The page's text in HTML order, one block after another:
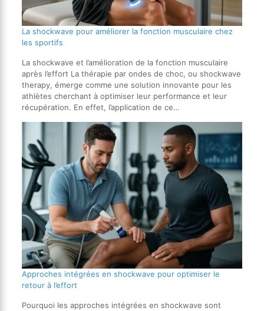
La shockwave pour améliorer la fonction musculaire chez
les sportifs
La shockwave et l’amélioration de la fonction musculaire
après l’effort La thérapie par ondes de choc, ou shockwave
therapy, émerge comme une solution innovante pour les
athlètes cherchant à optimiser leur performance et leur
récupération. En effet, l’application de ce…
Approches intégrées en shockwave pour optimiser le
retour à l’effort
Pourquoi les approches intégrées en shockwave sont